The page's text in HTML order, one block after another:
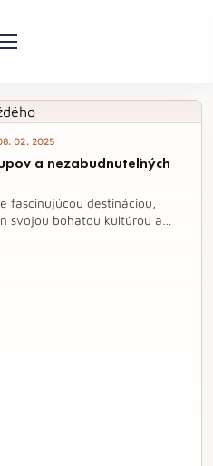
02. 2025
a nezabudnuteľných
fascinujúcou destináciou,
svojou bohatou kultúrou a